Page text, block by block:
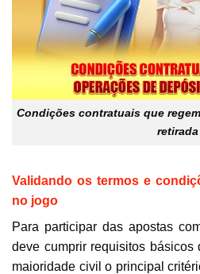
Condições contratuais que
retirada
Validando os termos e
no jogo
Para participar das apostas
deve cumprir requisitos
maioridade civil o principal